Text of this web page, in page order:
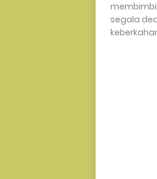
segala